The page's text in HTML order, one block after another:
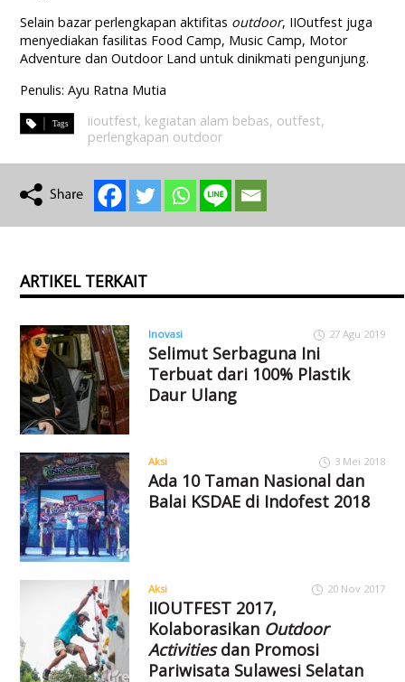
Selain bazar perlengkapan aktifitas outdoor, IIOutfest juga
menyediakan fasilitas Food Camp, Music Camp, Motor
Adventure dan Outdoor Land untuk dinikmati pengunjung.
Penulis: Ayu Ratna Mutia
iioutfest, kegiatan alam bebas, outfest,
perlengkapan outdoor
ARTIKEL TERKAIT
Inovasi 27 Agu 2019
Selimut Serbaguna Ini
Terbuat dari 100% Plastik
Daur Ulang
Aksi 3 Mei 2018
Ada 10 Taman Nasional dan
Balai KSDAE di Indofest 2018
Aksi 20 Nov 2017
IIOUTFEST 2017,
Kolaborasikan Outdoor
Activitiesdan Promosi
Pariwisata Sulawesi Selatan